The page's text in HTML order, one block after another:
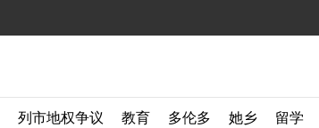
列市地权争议 教育 多伦多 她乡 留学